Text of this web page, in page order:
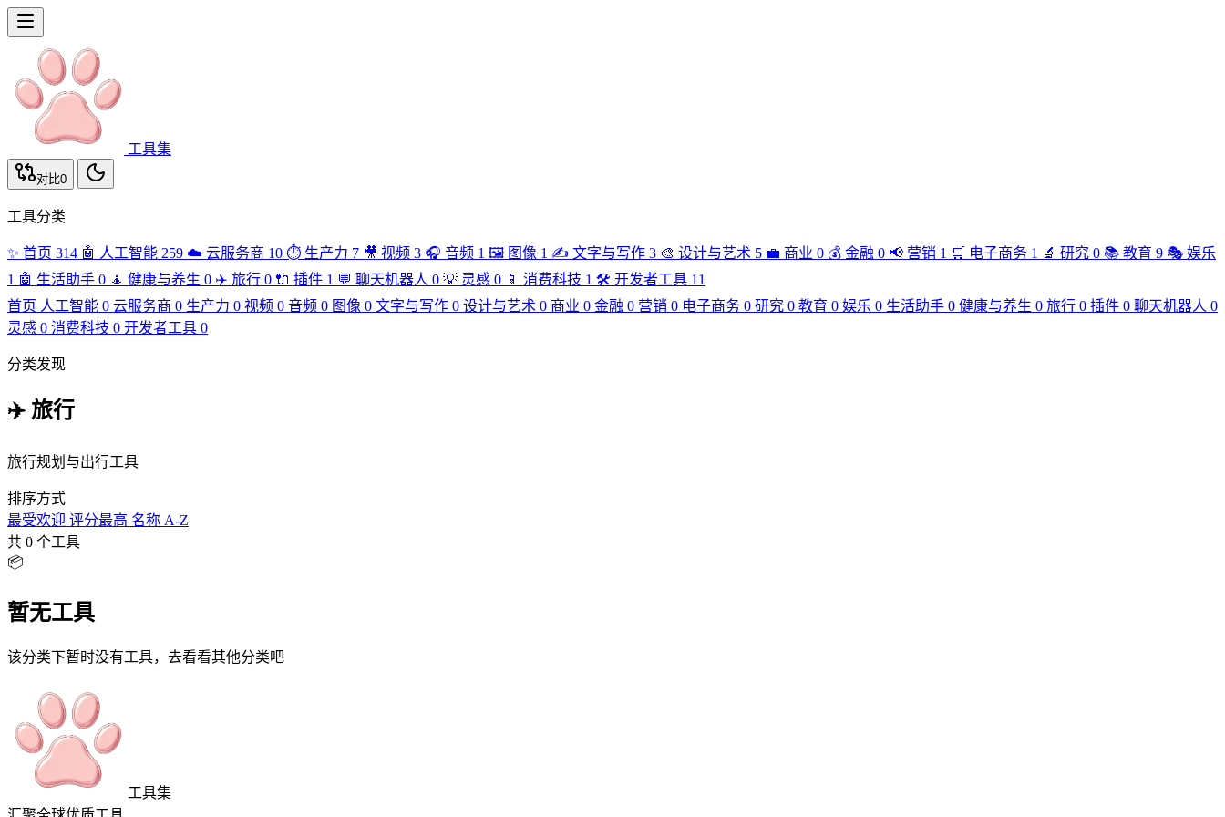
工具集
对比0
工具分类
✨ 首页 314 🤖 人工智能 259 ☁️ 云服务商 10 ⏱️ 生产力 7 🎥 视频 3 🎧 音频 1 🖼️ 图像 1 ✍️ 文字与写作 3 🎨 设计与艺术 5 💼 商业 0 💰 金融 0 📢 营销 1 🛒 电子商务 1 🔬 研究 0 📚 教育 9 🎭 娱乐
1 🤖 生活助手 0 🧘 健康与养生 0 ✈️ 旅行 0 🔌 插件 1 💬 聊天机器人 0 💡 灵感 0 📱 消费科技 1 🛠️ 开发者工具 11
首页 人工智能 0 云服务商 0 生产力 0 视频 0 音频 0 图像 0 文字与写作 0 设计与艺术 0 商业 0 金融 0 营销 0 电子商务 0 研究 0 教育 0 娱乐 0 生活助手 0 健康与养生 0 旅行 0 插件 0 聊天机器人 0
灵感 0 消费科技 0 开发者工具 0
分类发现
✈️ 旅行
旅行规划与出行工具
排序方式
最受欢迎 评分最高 名称 A-Z
共 0 个工具
📦
暂无工具
该分类下暂时没有工具，去看看其他分类吧
工具集